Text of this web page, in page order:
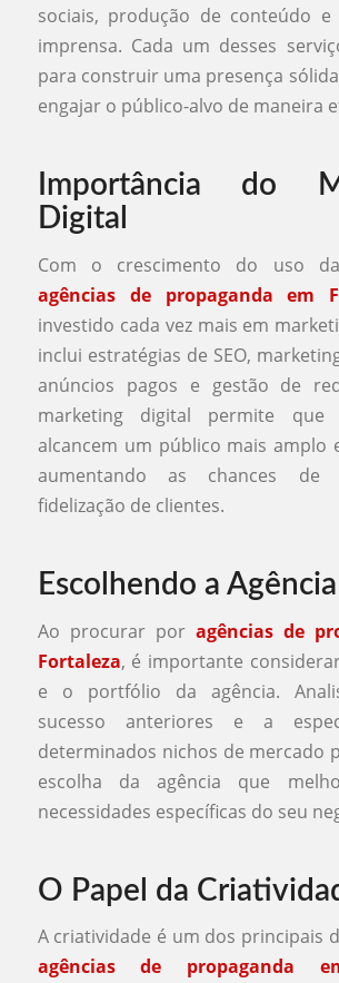
sociais, produção de conteúdo e
imprensa. Cada um desses
para construir uma presença
engajar o público-alvo de maneira
Importância do
Digital
Com o crescimento do uso
agências de propaganda em
investido cada vez mais em
inclui estratégias de SEO,
anúncios pagos e gestão de
marketing digital permite que
alcancem um público mais amplo
aumentando as chances de
fidelização de clientes.
Escolhendo a
Ao procurar por agências de
Fortaleza, é importante
e o portfólio da agência.
sucesso anteriores e a
determinados nichos de mercado
escolha da agência que
necessidades específicas do seu
O Papel da
A criatividade é um dos principais
agências de propaganda